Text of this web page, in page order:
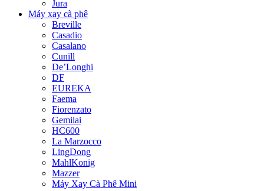
Jura
Máy xay cà phê
Breville
Casadio
Casalano
Cunill
De’Longhi
DF
EUREKA
Faema
Fiorenzato
Gemilai
HC600
La Marzocco
LingDong
MahlKonig
Mazzer
Máy Xay Cà Phê Mini